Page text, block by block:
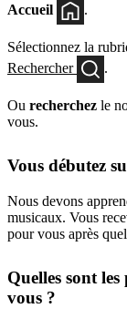
Accueil
.
Sélectionnez la
Rechercher
.
Ou recherchez le
vous.
Vous débutez
Nous devons
musicaux. Vous
pour vous après
Quelles sont
vous ?